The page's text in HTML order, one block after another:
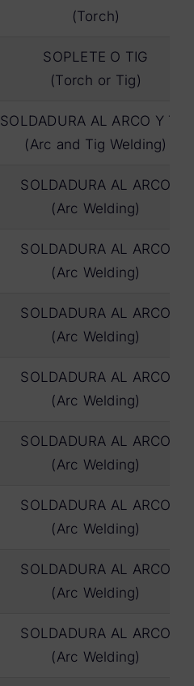
(Torch)
SOPLETE O TIG
(Torch or Tig)
SOLDADURA AL ARCO Y TIG
(Arc and Tig Welding)
SOLDADURA AL ARCO
(Arc Welding)
SOLDADURA AL ARCO
(Arc Welding)
SOLDADURA AL ARCO
(Arc Welding)
SOLDADURA AL ARCO
(Arc Welding)
SOLDADURA AL ARCO
(Arc Welding)
SOLDADURA AL ARCO
(Arc Welding)
SOLDADURA AL ARCO
(Arc Welding)
SOLDADURA AL ARCO
(Arc Welding)